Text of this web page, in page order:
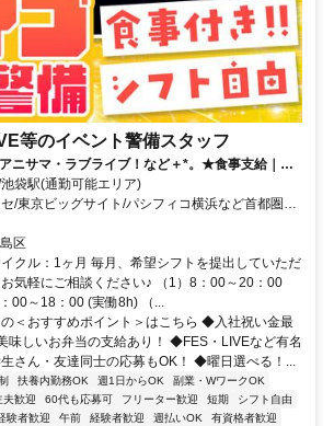
等のイベント警備スタッフ
ニサマ・ラブライブ！など＋*。★食事支給｜日
円｜シフト自由★
袋駅(通勤可能エリア)
/東京ビッグサイト/パシフィコ横浜など首都圏に
集エリアです
区
クル：1ヶ月 毎月、希望シフトを提出していただ
気軽にご相談ください♪ （1）8：00～20：00
00～18：00 (実働8h) （...
＜おすすめポイント＞はこちら ◆入社祝い金最
味しいお弁当の支給あり！ ◆FES・LIVEなど有名
さん・友達同士の応募もOK！ ◆曜日選べる！...
扶養内勤務OK 週1日からOK
副業・WワークOK
夫歓迎 60代も応募可 フリーター歓迎 短期
シフト自由
験者歓迎 午前 経験者歓迎 週払いOK
有資格者歓迎